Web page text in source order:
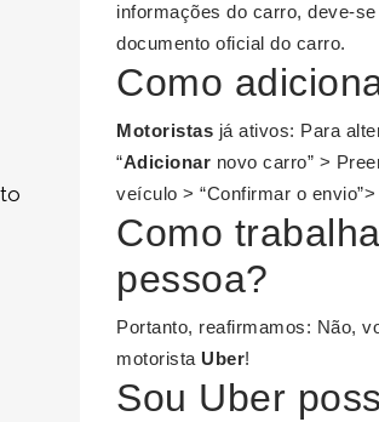
informações do carro, deve-
documento oficial do carro.
Como
Motoristas já ativos: Para
“Adicionar novo carro” >
veículo > “Confirmar o envio”>
Como
pessoa?
Portanto, reafirmamos: Não,
motorista Uber!
Sou Uber